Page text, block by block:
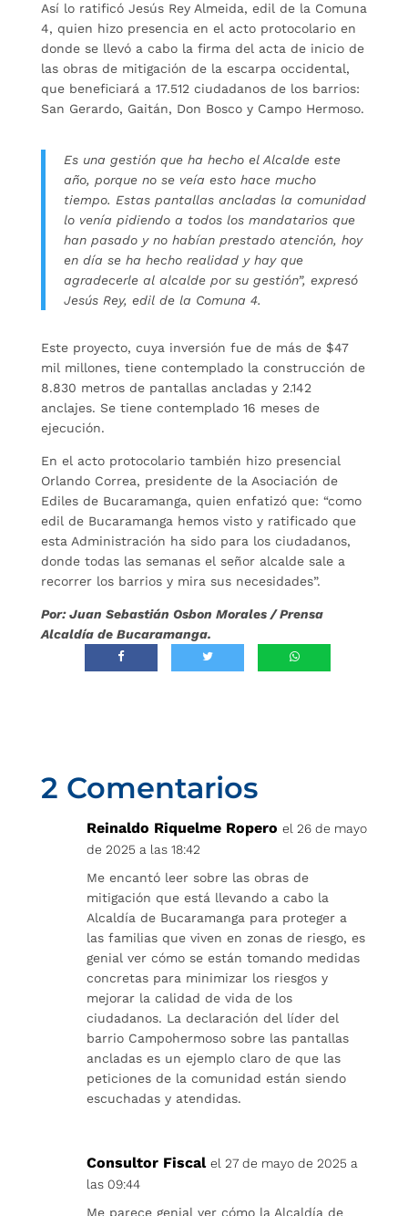
Así lo ratificó Jesús Rey Almeida, edil de la Comuna
4, quien hizo presencia en el acto protocolario en
donde se llevó a cabo la firma del acta de inicio de
las obras de mitigación de la escarpa occidental,
que beneficiará a 17.512 ciudadanos de los barrios:
San Gerardo, Gaitán, Don Bosco y Campo Hermoso.
Es una gestión que ha hecho el Alcalde este
año, porque no se veía esto hace mucho
tiempo. Estas pantallas ancladas la comunidad
lo venía pidiendo a todos los mandatarios que
han pasado y no habían prestado atención, hoy
en día se ha hecho realidad y hay que
agradecerle al alcalde por su gestión”, expresó
Jesús Rey, edil de la Comuna 4.
Este proyecto, cuya inversión fue de más de $47
mil millones, tiene contemplado la construcción de
8.830 metros de pantallas ancladas y 2.142
anclajes. Se tiene contemplado 16 meses de
ejecución.
En el acto protocolario también hizo presencial
Orlando Correa, presidente de la Asociación de
Ediles de Bucaramanga, quien enfatizó que: “como
edil de Bucaramanga hemos visto y ratificado que
esta Administración ha sido para los ciudadanos,
donde todas las semanas el señor alcalde sale a
recorrer los barrios y mira sus necesidades”.
Por: Juan Sebastián Osbon Morales / Prensa
Alcaldía de Bucaramanga.
2 Comentarios
Reinaldo Riquelme Ropero el 26 de mayo
de 2025 a las 18:42
Me encantó leer sobre las obras de
mitigación que está llevando a cabo la
Alcaldía de Bucaramanga para proteger a
las familias que viven en zonas de riesgo, es
genial ver cómo se están tomando medidas
concretas para minimizar los riesgos y
mejorar la calidad de vida de los
ciudadanos. La declaración del líder del
barrio Campohermoso sobre las pantallas
ancladas es un ejemplo claro de que las
peticiones de la comunidad están siendo
escuchadas y atendidas.
Consultor Fiscal el 27 de mayo de 2025 a
las 09:44
Me parece genial ver cómo la Alcaldía de